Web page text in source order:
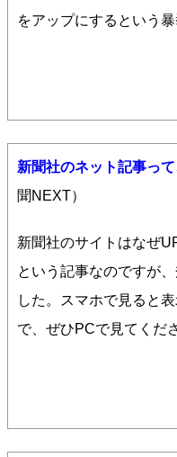
をアップにするという暴
新聞社のネット記事っ
聞NEXT）
新聞社のサイトはなぜ
という記事なのですが
した。スマホで見ると
で、ぜひPCで見てくだ